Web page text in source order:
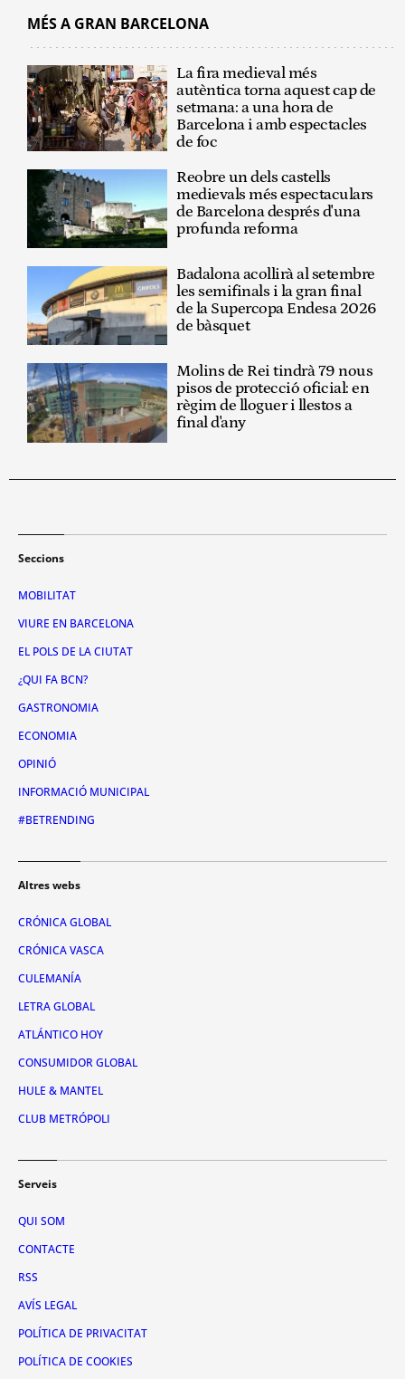
MÉS A GRAN BARCELONA
La fira medieval més
autèntica torna aquest cap de
setmana: a una hora de
Barcelona i amb espectacles
de foc
Reobre un dels castells
medievals més espectaculars
de Barcelona després d'una
profunda reforma
Badalona acollirà al setembre
les semifinals i la gran final
de la Supercopa Endesa 2026
de bàsquet
Molins de Rei tindrà 79 nous
pisos de protecció oficial: en
règim de lloguer i llestos a
final d'any
Seccions
MOBILITAT
VIURE EN BARCELONA
EL POLS DE LA CIUTAT
¿QUI FA BCN?
GASTRONOMIA
ECONOMIA
OPINIÓ
INFORMACIÓ MUNICIPAL
#BETRENDING
Altres webs
CRÓNICA GLOBAL
CRÓNICA VASCA
CULEMANÍA
LETRA GLOBAL
ATLÁNTICO HOY
CONSUMIDOR GLOBAL
HULE & MANTEL
CLUB METRÓPOLI
Serveis
QUI SOM
CONTACTE
RSS
AVÍS LEGAL
POLÍTICA DE PRIVACITAT
POLÍTICA DE COOKIES